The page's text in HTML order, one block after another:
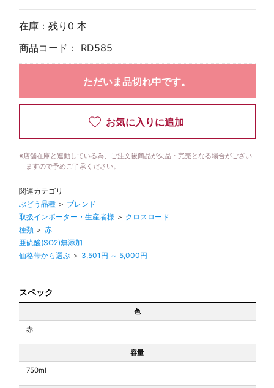
在庫：残り0 本
商品コード： RD585
ただいま品切れ中です。
お気に入りに追加
※店舗在庫と連動している為、ご注文後商品が欠品・完売となる場合がござい
ますので予めご了承ください。
関連カテゴリ
ぶどう品種 ＞ ブレンド
取扱インポーター・生産者様 ＞ クロスロード
種類 ＞ 赤
亜硫酸(SO2)無添加
価格帯から選ぶ ＞ 3,501円 ～ 5,000円
スペック
色
赤
容量
750ml